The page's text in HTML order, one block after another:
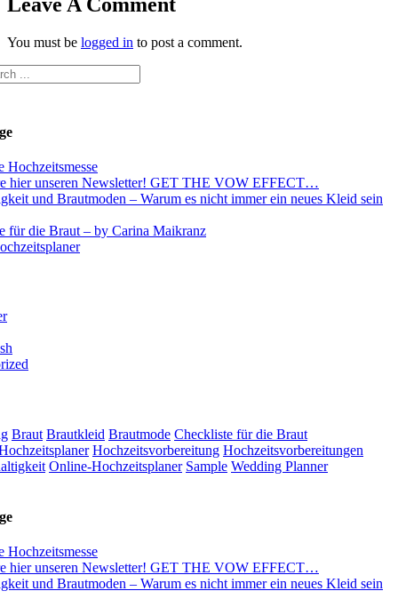
Leave A Comment
You must be logged in to post a comment.
Hochzeitsmesse
hier unseren Newsletter! GET THE VOW EFFECT…
und Brautmoden – Warum es nicht immer ein neues Kleid sein
für die Braut – by Carina Maikranz
Braut Brautkleid Brautmode Checkliste für die Braut
Hochzeitsvorbereitung Hochzeitsvorbereitungen
Online-Hochzeitsplaner Sample Wedding Planner
Hochzeitsmesse
hier unseren Newsletter! GET THE VOW EFFECT…
und Brautmoden – Warum es nicht immer ein neues Kleid sein